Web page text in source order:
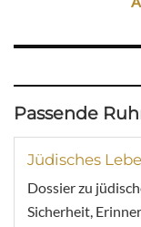
Passende
Jüdisches
Dossier zu
Sicherheit,